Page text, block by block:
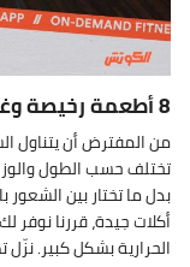
8 أطعمة رخيصة وغنية بالسعرات الحرارية
تختلف حسب الطول
بدل ما تختار بين
أكلات جيدة، قررنا
الحرارية بشكل كبير.